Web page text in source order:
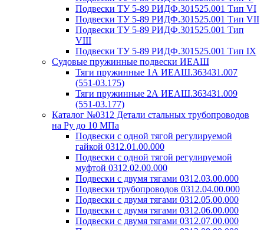
Подвески ТУ 5-89 РИДФ.301525.001 Тип VI
Подвески ТУ 5-89 РИДФ.301525.001 Тип VII
Подвески ТУ 5-89 РИДФ.301525.001 Тип
VIII
Подвески ТУ 5-89 РИДФ.301525.001 Тип IX
Судовые пружинные подвески ИЕАШ
Тяги пружинные 1А ИЕАШ.363431.007
(551-03.175)
Тяги пружинные 2А ИЕАШ.363431.009
(551-03.177)
Каталог №0312 Детали стальных трубопроводов
на Ру до 10 МПа
Подвески с одной тягой регулируемой
гайкой 0312.01.00.000
Подвески с одной тягой регулируемой
муфтой 0312.02.00.000
Подвески с двумя тягами 0312.03.00.000
Подвески трубопроводов 0312.04.00.000
Подвески с двумя тягами 0312.05.00.000
Подвески с двумя тягами 0312.06.00.000
Подвески с двумя тягами 0312.07.00.000